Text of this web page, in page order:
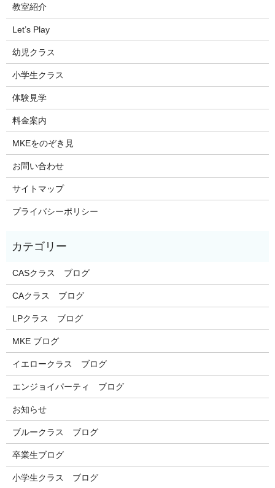
教室紹介
Let’s Play
幼児クラス
小学生クラス
体験見学
料金案内
MKEをのぞき見
お問い合わせ
サイトマップ
プライバシーポリシー
CASクラス ブログ
CAクラス ブログ
LPクラス ブログ
MKE ブログ
イエロークラス ブログ
エンジョイパーティ ブログ
お知らせ
ブルークラス ブログ
卒業生ブログ
小学生クラス ブログ